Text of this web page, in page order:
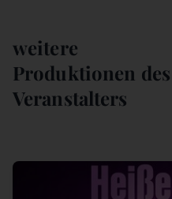
weitere
Produktionen des
Veranstalters